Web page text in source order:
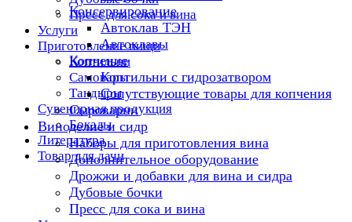
Пресс для сока и вина
Услуги
Приготовление пищи
Коптильни
Самовары
Тандыры
Сувенирная продукция
Бокалы
Литература
Товар для дачи
Консервирование
Автоклав ТЭН
Автоклавы
Копчение
Коптильни с гидрозатвором
Сопутствующие товары для копчения
Сыроварни
Виноделие и сидр
Наборы для приготовления вина
Дополнительное оборудование
Дрожжи и добавки для вина и сидра
Дубовые бочки
Пресс для сока и вина